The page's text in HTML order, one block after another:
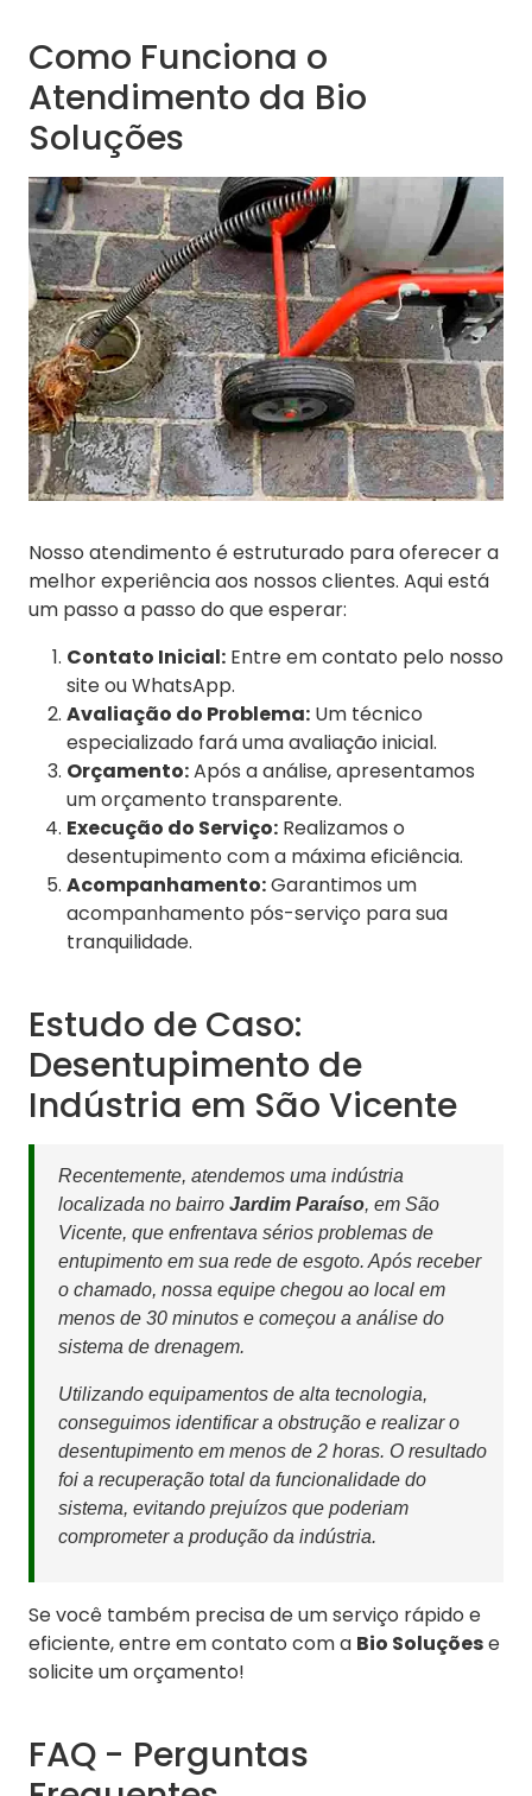
Como Funciona o
Atendimento da Bio
Soluções
Nosso atendimento é estruturado para oferecer a
melhor experiência aos nossos clientes. Aqui está
um passo a passo do que esperar:
Contato Inicial: Entre em contato pelo nosso
site ou WhatsApp.
Avaliação do Problema: Um técnico
especializado fará uma avaliação inicial.
Orçamento:Após a análise, apresentamos
um orçamento transparente.
Execução do Serviço: Realizamos o
desentupimento com a máxima eficiência.
Acompanhamento:Garantimos um
acompanhamento pós-serviço para sua
tranquilidade.
Estudo de Caso:
Desentupimento de
Indústria em São Vicente
Recentemente, atendemos uma indústria
localizada no bairro Jardim Paraíso, em São
Vicente, que enfrentava sérios problemas de
entupimento em sua rede de esgoto. Após receber
o chamado, nossa equipe chegou ao local em
menos de 30 minutos e começou a análise do
sistema de drenagem.
Utilizando equipamentos de alta tecnologia,
conseguimos identificar a obstrução e realizar o
desentupimento em menos de 2 horas. O resultado
foi a recuperação total da funcionalidade do
sistema, evitando prejuízos que poderiam
comprometer a produção da indústria.
Se você também precisa de um serviço rápido e
eficiente, entre em contato com a Bio Soluçõese
solicite um orçamento!
FAQ - Perguntas